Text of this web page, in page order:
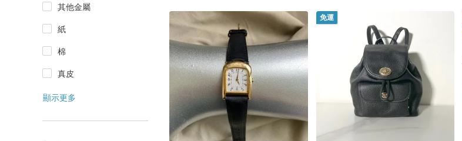
其他金屬
紙
棉
真皮
顯示更多
免運